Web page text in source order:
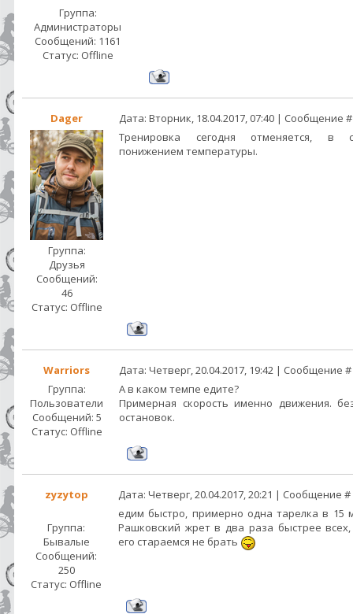
Группа:
Администраторы
Сообщений: 1161
Статус: Offline
Dager Дата: Вторник, 18.04.2017, 07:40 | Сообщение
Группа:
Друзья
Сообщений:
46
Статус: Offline
Тренировка сегодня отменяется, в
понижением температуры.
Warriors
Дата: Четверг, 20.04.2017, 19:42 | Сообщение #
Группа:
Пользователи
Сообщений: 5
Статус: Offline
А в каком темпе едите?
Примерная скорость именно движения.
остановок.
zyzytop Дата: Четверг, 20.04.2017, 20:21 | Сообщение #
Группа:
Бывалые
Сообщений:
250
Статус: Offline
едим быстро, примерно одна тарелка в 15
Рашковский жрет в два раза быстрее
его стараемся не брать